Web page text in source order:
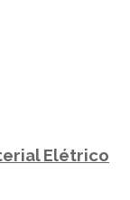
Elétrico